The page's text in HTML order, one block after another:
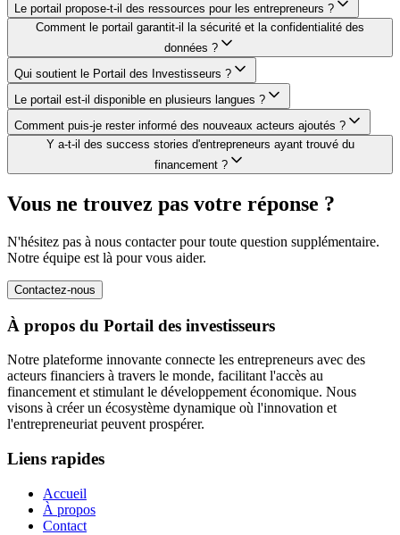
Le portail propose-t-il des ressources pour les entrepreneurs ?
Comment le portail garantit-il la sécurité et la confidentialité des
données ?
Qui soutient le Portail des Investisseurs ?
Le portail est-il disponible en plusieurs langues ?
Comment puis-je rester informé des nouveaux acteurs ajoutés ?
Y a-t-il des success stories d'entrepreneurs ayant trouvé du
financement ?
Vous ne trouvez pas votre réponse ?
N'hésitez pas à nous contacter pour toute question supplémentaire.
Notre équipe est là pour vous aider.
Contactez-nous
À propos du Portail des investisseurs
Notre plateforme innovante connecte les entrepreneurs avec des
acteurs financiers à travers le monde, facilitant l'accès au
financement et stimulant le développement économique. Nous
visons à créer un écosystème dynamique où l'innovation et
l'entrepreneuriat peuvent prospérer.
Liens rapides
Accueil
À propos
Contact